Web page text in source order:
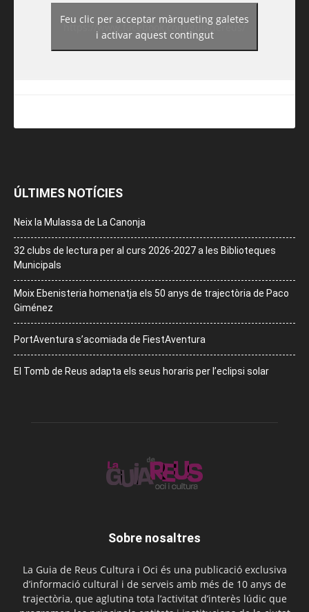
https://www.facebook.com/guiadereus/
Feu clic per acceptar màrqueting galetes
i activar aquest contingut
ÚLTIMES NOTÍCIES
Neix la Mulassa de La Canonja
32 clubs de lectura per al curs 2026-2027 a les Biblioteques
Municipals
Moix Ebenisteria homenatja els 50 anys de trajectòria de Paco
Giménez
PortAventura s’acomiada de FiestAventura
El Tomb de Reus adapta els seus horaris per l’eclipsi solar
Sobre nosaltres
La Guia de Reus Cultura i Oci és una publicació exclusiva
d’informació cultural i de serveis amb més de 10 anys de
trajectòria, que aglutina tota l’activitat d’interès lúdic que